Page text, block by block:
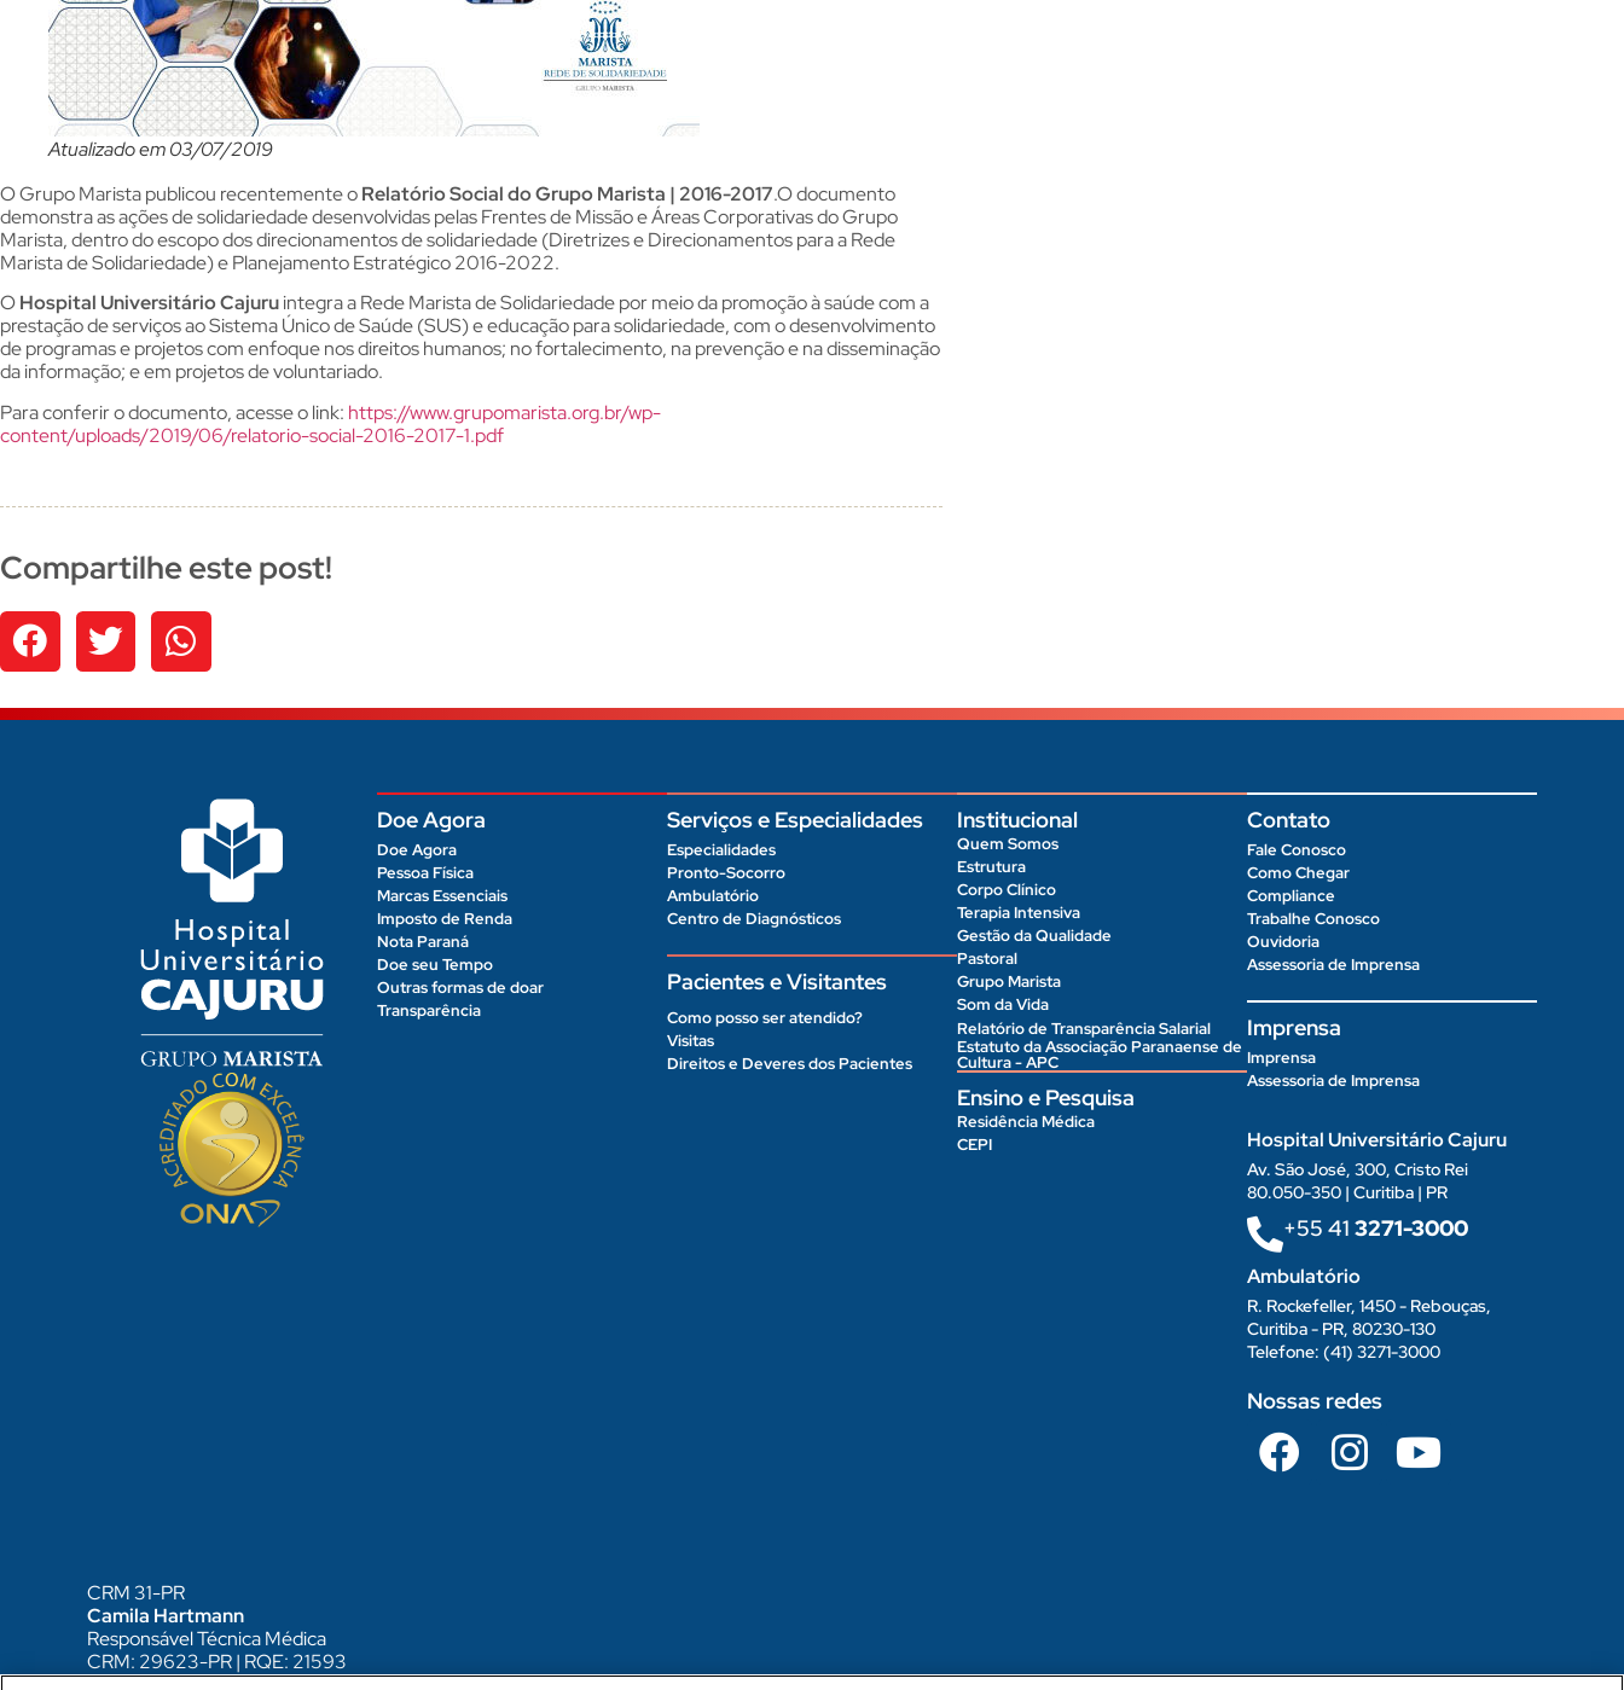
Atualizado em 03/07/2019
O Grupo Marista publicou recentemente oRelatório Social do Grupo Marista | 2016-2017.O documento
demonstra as ações de solidariedade desenvolvidas pelas Frentes de Missão e Áreas Corporativas do Grupo
Marista, dentro do escopo dos direcionamentos de solidariedade (Diretrizes e Direcionamentos para a Rede
Marista de Solidariedade) e Planejamento Estratégico 2016-2022.
OHospital Universitário Cajuruintegra a Rede Marista de Solidariedade por meio da promoção à saúde com a
prestação de serviços ao Sistema Único de Saúde (SUS) e educação para solidariedade, com o desenvolvimento
de programas e projetos com enfoque nos direitos humanos; no fortalecimento, na prevenção e na disseminação
da informação; e em projetos de voluntariado.
Para conferir o documento, acesse o link: https://www.grupomarista.org.br/wp-
content/uploads/2019/06/relatorio-social-2016-2017-1.pdf
Compartilhe este post!
Doe Agora
Doe Agora
Pessoa Física
Marcas Essenciais
Imposto de Renda
Nota Paraná
Doe seu Tempo
Outras formas de doar
Transparência
Serviços e Especialidades
Especialidades
Pronto-Socorro
Ambulatório
Centro de Diagnósticos
Pacientes e Visitantes
Como posso ser atendido?
Visitas
Direitos e Deveres dos Pacientes
Institucional
Quem Somos
Estrutura
Corpo Clínico
Terapia Intensiva
Gestão da Qualidade
Pastoral
Grupo Marista
Som da Vida
Relatório de Transparência Salarial
Estatuto da Associação Paranaense de
Cultura - APC
Ensino e Pesquisa
Residência Médica
CEPI
Contato
Fale Conosco
Como Chegar
Compliance
Trabalhe Conosco
Ouvidoria
Assessoria de Imprensa
Imprensa
Imprensa
Assessoria de Imprensa
Hospital Universitário Cajuru
Av. São José, 300, Cristo Rei
80.050-350 | Curitiba | PR
+55 41 3271-3000
Ambulatório
R. Rockefeller, 1450 - Rebouças,
Curitiba - PR, 80230-130
Telefone: (41) 3271-3000
Nossas redes
CRM 31-PR
Camila Hartmann
Responsável Técnica Médica
CRM: 29623-PR | RQE: 21593